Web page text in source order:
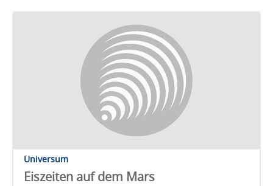
Universum
Eiszeiten auf dem Mars